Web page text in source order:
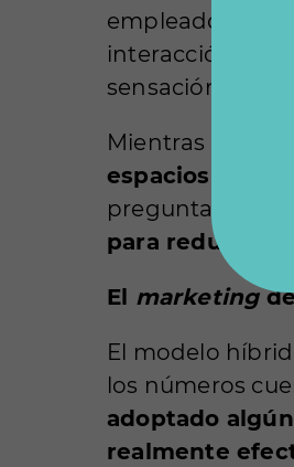
empleados
interacción y la
sensación de
Mientras tanto,
espacios
pregunta sigue
para reducir
El marketing
El modelo
los números
adoptado
realmente